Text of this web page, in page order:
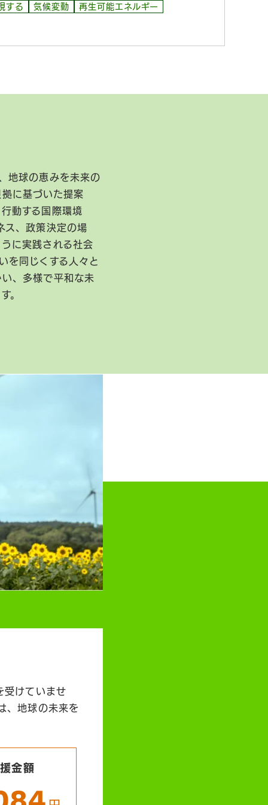
する 気候変動 再生可能エネルギー
地球の恵みを未来の
に基づいた提案
動する国際環境
ス、政策決定の場
に実践される社会
を同じくする人々と
、多様で平和な未
。
受けていませ
、地球の未来を
金額